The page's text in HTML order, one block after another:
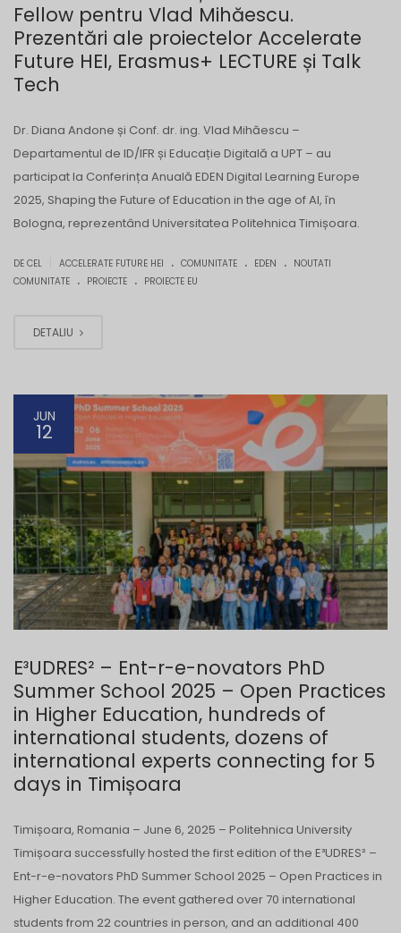
Fellow pentru Vlad Mihăescu.
Prezentări ale proiectelor Accelerate
Future HEI, Erasmus+ LECTURE și Talk
Tech
Dr. Diana Andone și Conf. dr. ing. Vlad Mihăescu –
Departamentul de ID/IFR și Educație Digitală a UPT – au
participat la Conferința Anuală EDEN Digital Learning Europe
2025, Shaping the Future of Education in the age of AI, în
Bologna, reprezentând Universitatea Politehnica Timișoara.
DE CEL ACCELERATE FUTURE HEI . COMUNITATE . EDEN . NOUTATI
COMUNITATE . PROIECTE . PROIECTE EU
DETALIU
JUN
12
E³UDRES² – Ent-r-e-novators PhD
Summer School 2025 – Open Practices
in Higher Education, hundreds of
international students, dozens of
international experts connecting for 5
days in Timișoara
Timișoara, Romania – June 6, 2025 – Politehnica University
Timișoara successfully hosted the first edition of the E³UDRES² –
Ent-r-e-novators PhD Summer School 2025 – Open Practices in
Higher Education. The event gathered over 70 international
students from 22 countries in person, and an additional 400